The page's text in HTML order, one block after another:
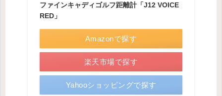
ファインキャディゴルフ距離計「J12 VOICE
RED」
Amazonで探す
楽天市場で探す
Yahooショッピングで探す